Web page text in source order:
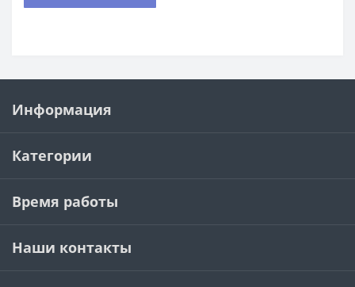
Информация
Категории
Время работы
Наши контакты